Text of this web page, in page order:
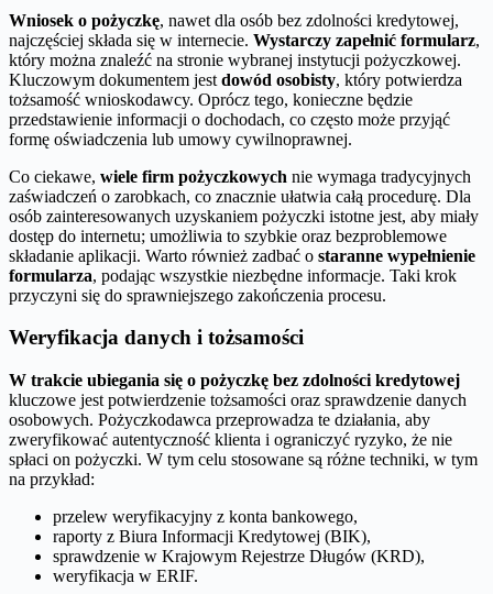
Wniosek o pożyczkę, nawet dla osób bez zdolności kredytowej,
najczęściej składa się w internecie. Wystarczy zapełnić formularz,
który można znaleźć na stronie wybranej instytucji pożyczkowej.
Kluczowym dokumentem jest dowód osobisty, który potwierdza
tożsamość wnioskodawcy. Oprócz tego, konieczne będzie
przedstawienie informacji o dochodach, co często może przyjąć
formę oświadczenia lub umowy cywilnoprawnej.
Co ciekawe, wiele firm pożyczkowych nie wymaga tradycyjnych
zaświadczeń o zarobkach, co znacznie ułatwia całą procedurę. Dla
osób zainteresowanych uzyskaniem pożyczki istotne jest, aby miały
dostęp do internetu; umożliwia to szybkie oraz bezproblemowe
składanie aplikacji. Warto również zadbać o staranne wypełnienie
formularza, podając wszystkie niezbędne informacje. Taki krok
przyczyni się do sprawniejszego zakończenia procesu.
Weryfikacja danych i tożsamości
W trakcie ubiegania się o pożyczkę bez zdolności kredytowej
kluczowe jest potwierdzenie tożsamości oraz sprawdzenie danych
osobowych. Pożyczkodawca przeprowadza te działania, aby
zweryfikować autentyczność klienta i ograniczyć ryzyko, że nie
spłaci on pożyczki. W tym celu stosowane są różne techniki, w tym
na przykład:
przelew weryfikacyjny z konta bankowego,
raporty z Biura Informacji Kredytowej (BIK),
sprawdzenie w Krajowym Rejestrze Długów (KRD),
weryfikacja w ERIF.